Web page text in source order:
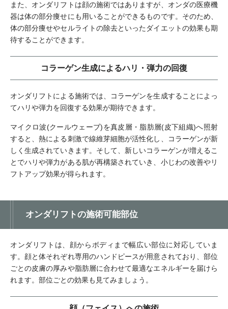
また、オンダリフトは顔の施術ではありますが、オンダの医療機
器は体の部分痩せにも用いることができるものです。そのため、
体の部分痩せやセルライトの除去といったダイエットの効果も期
待することができます。
コラーゲン生成によるハリ・弾力の回復
オンダリフトによる施術では、コラーゲンを生成することによっ
てハリや弾力を回復する効果が期待できます。
マイクロ波(クールウェーブ)を真皮層・脂肪層(皮下組織)へ照射
すると、熱による刺激で線維芽細胞が活性化し、コラーゲンが新
しく生成されていきます。そして、新しいコラーゲンが増えるこ
とでハリや弾力がある肌が再構築されていき、小じわの改善やリ
フトアップ効果が得られます。
オンダリフトの施術可能部位
オンダリフトは、顔からボディまで幅広い部位に対応していま
す。顔と体それぞれ専用のハンドピースが用意されており、部位
ごとの皮膚の厚みや脂肪層に合わせて最適なエネルギーを届けら
れます。部位ごとの効果も見てみましょう。